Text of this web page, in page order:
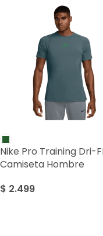
Nike Pro Training Dri-
Camiseta Hombre
$ 2.499